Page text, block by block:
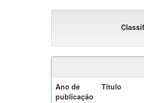
Ano de
publicação
Título